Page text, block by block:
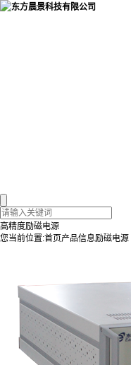
高精度励磁电源
您当前位置:首页产品信息励磁电源